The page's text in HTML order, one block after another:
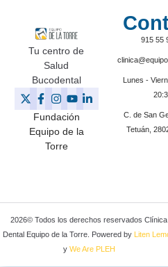
Tu centro de
Salud
Bucodental
Fundación
Equipo de la
Torre
915 55
Lunes -
C. de San
Tetuán,
2026© Todos los derechos reservados Clínica
Dental Equipo de la Torre. Powered by Liten
y We Are PLEH